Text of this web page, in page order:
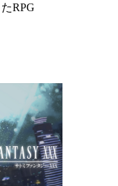
RPG